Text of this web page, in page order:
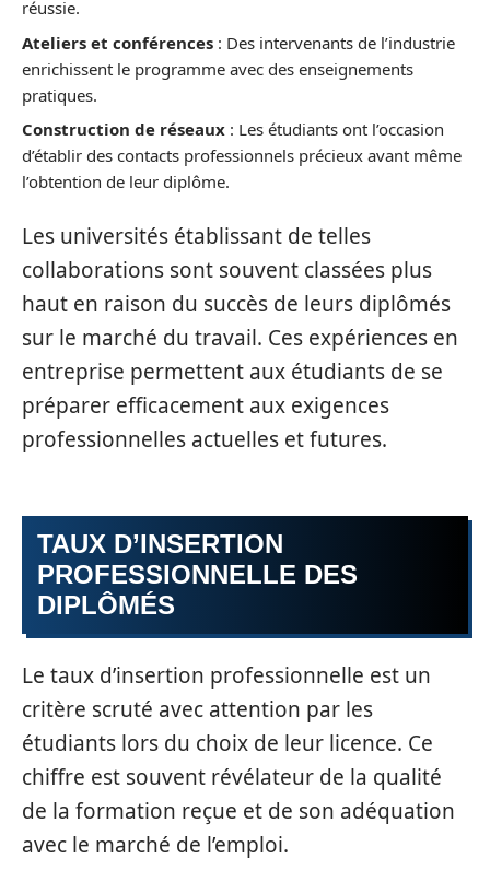
réussie.
Ateliers et conférences : Des intervenants de l’industrie
enrichissent le programme avec des enseignements
pratiques.
Construction de réseaux : Les étudiants ont l’occasion
d’établir des contacts professionnels précieux avant même
l’obtention de leur diplôme.
Les universités établissant de telles
collaborations sont souvent classées plus
haut en raison du succès de leurs diplômés
sur le marché du travail. Ces expériences en
entreprise permettent aux étudiants de se
préparer efficacement aux exigences
professionnelles actuelles et futures.
TAUX D’INSERTION
PROFESSIONNELLE DES
DIPLÔMÉS
Le taux d’insertion professionnelle est un
critère scruté avec attention par les
étudiants lors du choix de leur licence. Ce
chiffre est souvent révélateur de la qualité
de la formation reçue et de son adéquation
avec le marché de l’emploi.